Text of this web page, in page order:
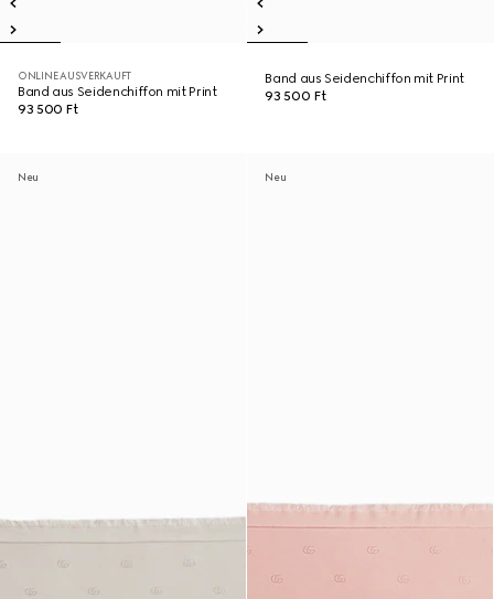
ONLINE AUSVERKAUFT
Band aus Seidenchiffon mit Print
93 500 Ft
Band aus Seidenchiffon mit Print
93 500 Ft
Neu Neu